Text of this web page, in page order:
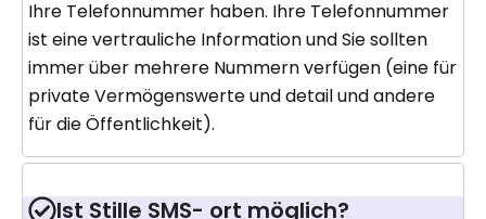
Ihre Telefonnummer haben. Ihre Telefonnummer
ist eine vertrauliche Information und Sie sollten
immer über mehrere Nummern verfügen (eine für
private Vermögenswerte und detail und andere
für die Öffentlichkeit).
Ist Stille SMS- ort möglich?